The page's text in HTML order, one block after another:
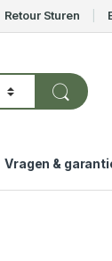
Retour Sturen
Vragen &